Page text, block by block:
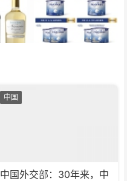
中国
中国外交部：30年来，中